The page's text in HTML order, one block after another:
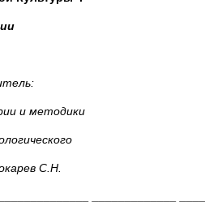
методики
С.Н.
_____________